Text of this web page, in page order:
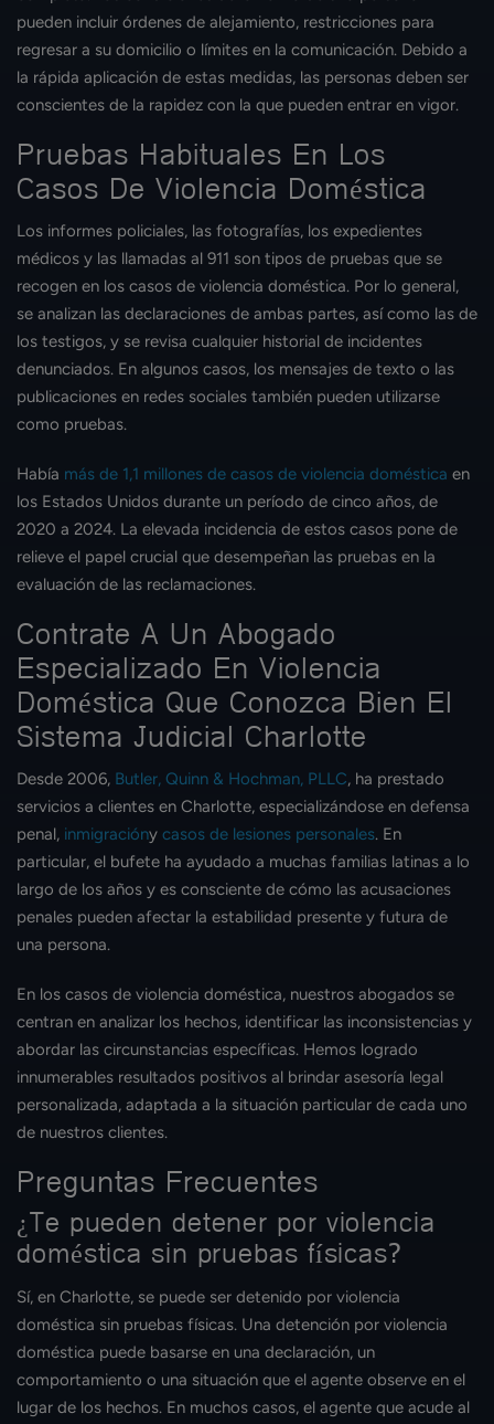
pueden incluir órdenes de alejamiento, restricciones para
regresar a su domicilio o límites en la comunicación. Debido a
la rápida aplicación de estas medidas, las personas deben ser
conscientes de la rapidez con la que pueden entrar en vigor.
Pruebas Habituales En Los
Casos De Violencia Doméstica
Los informes policiales, las fotografías, los expedientes
médicos y las llamadas al 911 son tipos de pruebas que se
recogen en los casos de violencia doméstica. Por lo general,
se analizan las declaraciones de ambas partes, así como las de
los testigos, y se revisa cualquier historial de incidentes
denunciados. En algunos casos, los mensajes de texto o las
publicaciones en redes sociales también pueden utilizarse
como pruebas.
Había más de 1,1 millones de casos de violencia doméstica en
los Estados Unidos durante un período de cinco años, de
2020 a 2024. La elevada incidencia de estos casos pone de
relieve el papel crucial que desempeñan las pruebas en la
evaluación de las reclamaciones.
Contrate A Un Abogado
Especializado En Violencia
Doméstica Que Conozca Bien El
Sistema Judicial Charlotte
Desde 2006, Butler, Quinn & Hochman, PLLC, ha prestado
servicios a clientes en Charlotte, especializándose en defensa
penal, inmigracióny casos de lesiones personales. En
particular, el bufete ha ayudado a muchas familias latinas a lo
largo de los años y es consciente de cómo las acusaciones
penales pueden afectar la estabilidad presente y futura de
una persona.
En los casos de violencia doméstica, nuestros abogados se
centran en analizar los hechos, identificar las inconsistencias y
abordar las circunstancias específicas. Hemos logrado
innumerables resultados positivos al brindar asesoría legal
personalizada, adaptada a la situación particular de cada uno
de nuestros clientes.
Preguntas Frecuentes
¿Te pueden detener por violencia
doméstica sin pruebas físicas?
Sí, en Charlotte, se puede ser detenido por violencia
doméstica sin pruebas físicas. Una detención por violencia
doméstica puede basarse en una declaración, un
comportamiento o una situación que el agente observe en el
lugar de los hechos. En muchos casos, el agente que acude al